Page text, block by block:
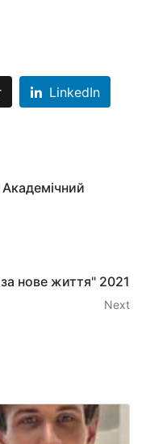
LinkedIn
нове життя" 2021
Next